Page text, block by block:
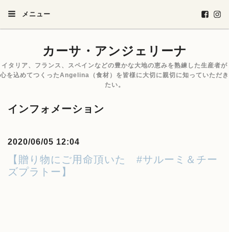
メニュー
カーサ・アンジェリーナ
イタリア、フランス、スペインなどの豊かな大地の恵みを熟練した生産者が
心を込めてつくったAngelina（食材）を皆様に大切に親切に知っていただき
たい。
インフォメーション
2020/06/05 12:04
【贈り物にご用命頂いた #サルーミ＆チー
ズプラトー】